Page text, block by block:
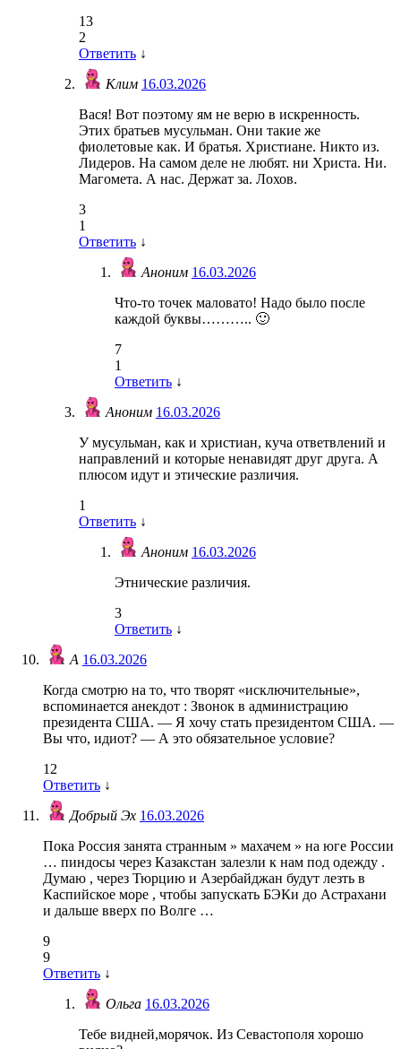
13
2
Ответить ↓
Клим 16.03.2026
Вася! Вот поэтому ям не верю в искренность.
Этих братьев мусульман. Они такие же
фиолетовые как. И братья. Христиане. Никто из.
Лидеров. На самом деле не любят. ни Христа. Ни.
Магомета. А нас. Держат за. Лохов.
3
1
Ответить ↓
Аноним 16.03.2026
Что-то точек маловато! Надо было после
каждой буквы……….. 🙂
7
1
Ответить ↓
Аноним 16.03.2026
У мусульман, как и христиан, куча ответвлений и
направлений и которые ненавидят друг друга. А
плюсом идут и этические различия.
1
Ответить ↓
Аноним 16.03.2026
Этнические различия.
3
Ответить ↓
А 16.03.2026
Когда смотрю на то, что творят «исключительные»,
вспоминается анекдот : Звонок в администрацию
президента США. — Я хочу стать президентом США. —
Вы что, идиот? — А это обязательное условие?
12
Ответить ↓
Добрый Эх 16.03.2026
Пока Россия занята странным » махачем » на юге России
… пиндосы через Казакстан залезли к нам под одежду .
Думаю , через Тюрцию и Азербайджан будут лезть в
Каспийское море , чтобы запускать БЭКи до Астрахани
и дальше вверх по Волге …
9
9
Ответить ↓
Ольга 16.03.2026
Тебе видней,морячок. Из Севастополя хорошо